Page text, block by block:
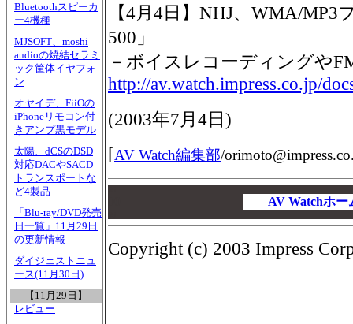
Bluetoothスピーカ
ー4機種
MJSOFT、moshi
audioの焼結セラミ
ック筐体イヤフォ
ン
オヤイデ、FiiOの
iPhoneリモコン付
きアンプ黒モデル
太陽、dCSのDSD
対応DACやSACD
トランスポートな
ど4製品
「Blu-ray/DVD発売
日一覧」11月29日
の更新情報
ダイジェストニュ
ース(11月30日)
【11月29日】
レビュー
【4月4日】NHJ、WMA/MP3
500」
－ボイスレコーディングや
http://av.watch.impress.co.jp/
(2003年7月4日)
[AV Watch編集部/
AV Watchホ
Copyright (c) 2003 Impress